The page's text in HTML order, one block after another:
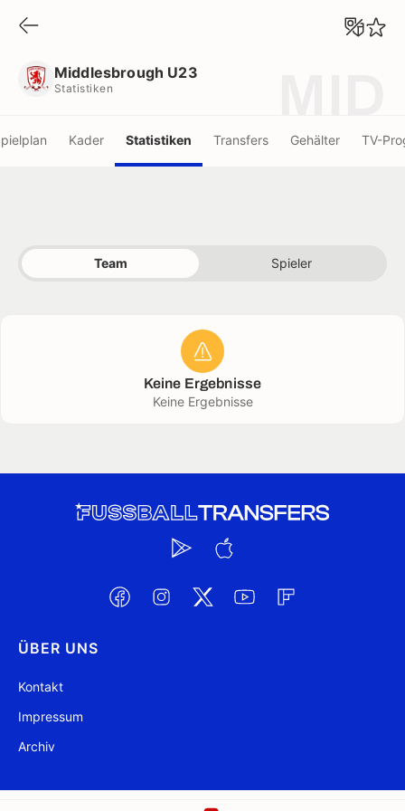
Middlesbrough U23
Statistiken
Kader Statistiken Transfers Gehälter TV-
Team Spieler
Keine Ergebnisse
Keine Ergebnisse
ÜBER UNS
Kontakt
Impressum
Archiv